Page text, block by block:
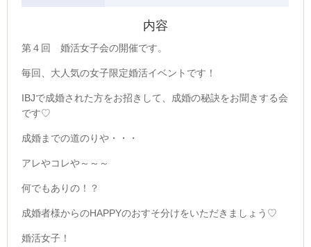
内容
第４回 婚活女子会の開催です。
毎回、大人気の女子限定婚活イベントです！
IBJで成婚された方をお招きして、成婚の秘訣をお聞きする会
です♡
成婚までの道のりや・・・
アレやコレや～～～
何でもありの！？
成婚者様からのHAPPYのおすそ分けをいただきましょう♡
婚活女子！